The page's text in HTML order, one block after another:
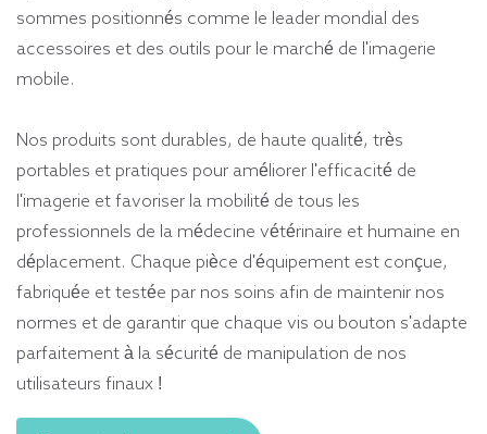
sommes positionnés comme le leader mondial des
accessoires et des outils pour le marché de l'imagerie
mobile.
Nos produits sont durables, de haute qualité, très
portables et pratiques pour améliorer l'efficacité de
l'imagerie et favoriser la mobilité de tous les
professionnels de la médecine vétérinaire et humaine en
déplacement. Chaque pièce d'équipement est conçue,
fabriquée et testée par nos soins afin de maintenir nos
normes et de garantir que chaque vis ou bouton s'adapte
parfaitement à la sécurité de manipulation de nos
utilisateurs finaux !